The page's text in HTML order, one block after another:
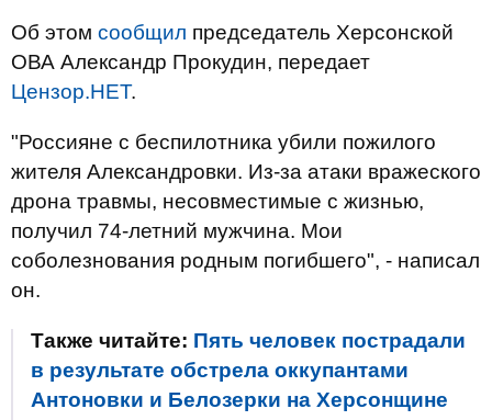
Об этом сообщил председатель Херсонской
ОВА Александр Прокудин, передает
Цензор.НЕТ.
"Россияне с беспилотника убили пожилого
жителя Александровки. Из-за атаки вражеского
дрона травмы, несовместимые с жизнью,
получил 74-летний мужчина. Мои
соболезнования родным погибшего", - написал
он.
Также читайте: Пять человек пострадали
в результате обстрела оккупантами
Антоновки и Белозерки на Херсонщине